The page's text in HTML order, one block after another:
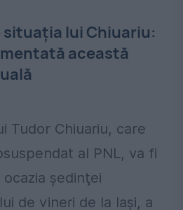
lui Chiuariu:
această
Tudor Chiuariu, care
al PNL, va fi
şedinţei
de vineri de la Iaşi, a